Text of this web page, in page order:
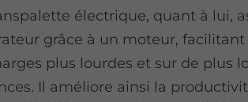
électrique, quant à lui,
grâce à un moteur,
plus lourdes et sur de plus
Il améliore ainsi la